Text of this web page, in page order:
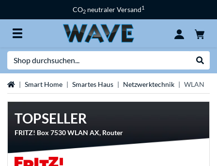
CO2 neutraler Versand1
StartseiteSmart Home Smartes Haus Netzwerktechnik WLAN
TOPSELLER
FRITZ! Box 7530 WLAN AX, Router